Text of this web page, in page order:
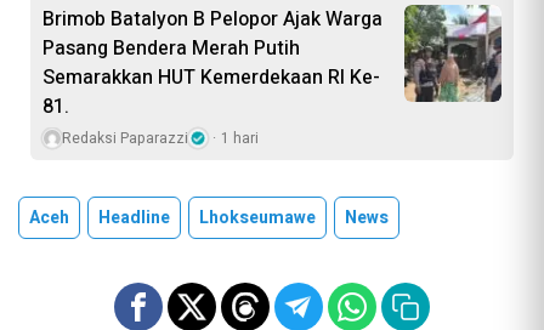
Brimob Batalyon B Pelopor Ajak Warga
Pasang Bendera Merah Putih
Semarakkan HUT Kemerdekaan RI Ke-
81.
Redaksi Paparazzi 1 hari
Aceh Headline Lhokseumawe News